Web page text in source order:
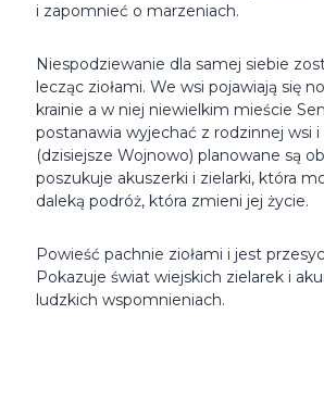
i zapomnieć o marzeniach.
Niespodziewanie dla samej siebie
lecząc ziołami. We wsi pojawiają się
krainie a w niej niewielkim mieście
postanawia wyjechać z rodzinnej wsi
(dzisiejsze Wojnowo) planowane są
poszukuje akuszerki i zielarki, która
daleką podróż, która zmieni jej życie.
Powieść pachnie ziołami i jest
Pokazuje świat wiejskich zielarek i
ludzkich wspomnieniach.